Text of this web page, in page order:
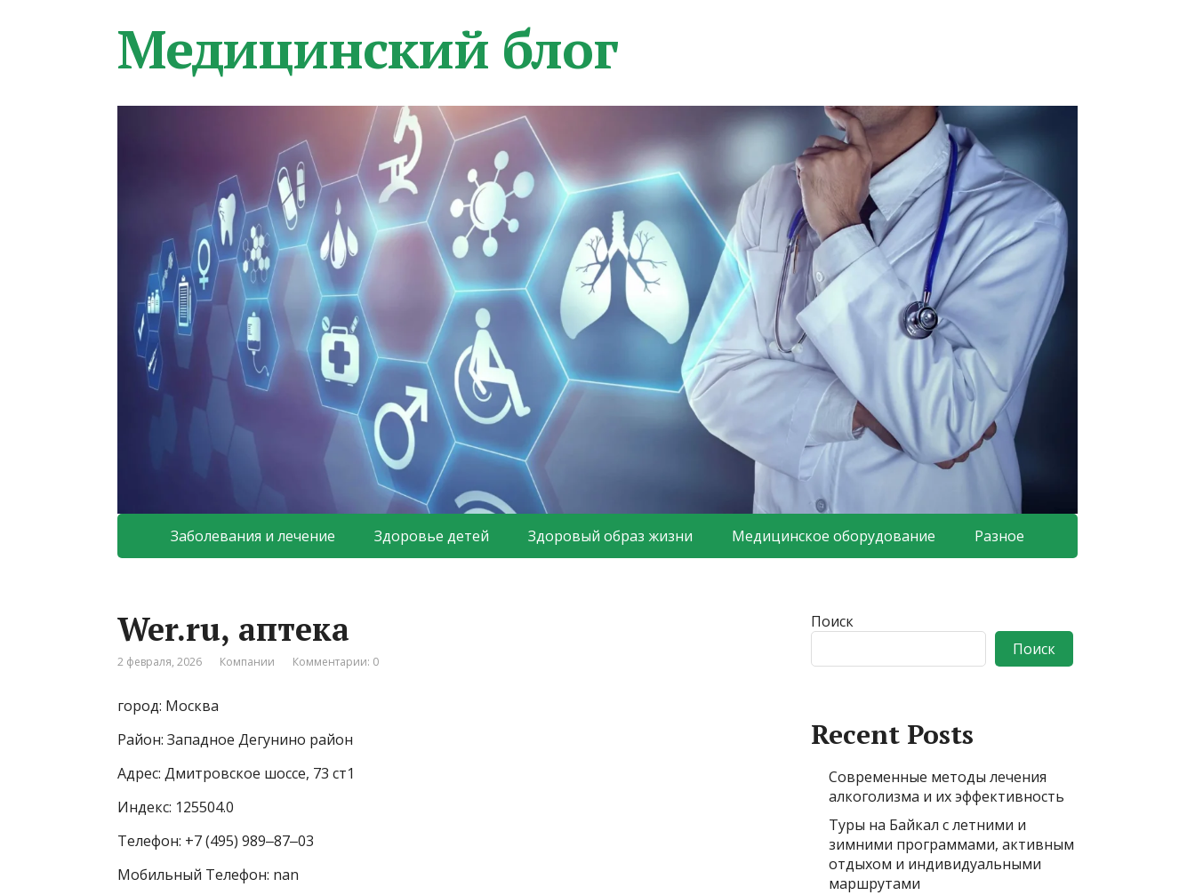
Медицинский блог
Заболевания и лечение Здоровье детей Здоровый образ жизни Медицинское оборудование Разное
Wer.ru, аптека
2 февраля, 2026 Компании Комментарии: 0
город: Москва
Район: Западное Дегунино район
Адрес: Дмитровское шоссе, 73 ст1
Индекс: 125504.0
Телефон: +7 (495) 989‒87‒03
Мобильный Телефон: nan
Поиск
Поиск
Recent Posts
Современные методы лечения
алкоголизма и их эффективность
Туры на Байкал с летними и
зимними программами, активным
отдыхом и индивидуальными
маршрутами